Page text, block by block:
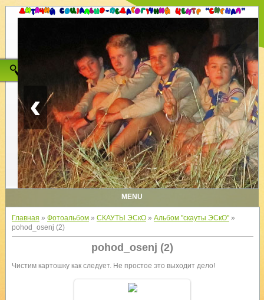
‹
MENU
Главная » Фотоальбом» СКАУТЫ ЭСкО» Альбом "скауты ЭСкО"»
pohod_osenj (2)
pohod_osenj (2)
Чистим картошку как следует. Не простое это выходит дело!